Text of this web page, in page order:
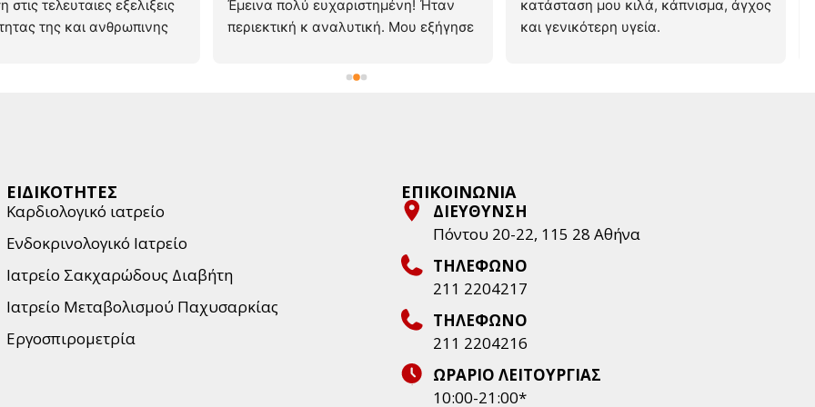
τελευταιες εξελιξεις
της και ανθρωπινης
βρηκε τη λυση. Ειχα
γιατρους, ευτυχης
Έμεινα πολύ ευχαριστημένη! Ήταν
περιεκτική κ αναλυτική. Μου εξήγησε
τον τρόπο που θα προχωρήσουμε!
κατάσταση μου κιλά, κάπνισμα, άγχος
και γενικότερη υγεία.
την επιλογή μου να την επισκεφτώ.
άκουσε αυτά που είχα στο μυαλό μου
και μετά με τις γνώσεις της και τον
τρόπο της μου τα έβαλε και σε σωστή
σειρά.  Την συνιστώ ανεπιφύλακτα!
ΕΙΔΙΚΟΤΗΤΕΣ
Καρδιολογικό ιατρείο
Ενδοκρινολογικό Ιατρείο
Ιατρείο Σακχαρώδους Διαβήτη
Ιατρείο Μεταβολισμού Παχυσαρκίας
Εργοσπιρομετρία
ΕΠΙΚΟΙΝΩΝΙΑ
ΔΙΕΥΘΥΝΣΗ
Πόντου 20-22, 115 28 Aθήνα
ΤΗΛΕΦΩΝΟ
211 2204217
ΤΗΛΕΦΩΝΟ
211 2204216
ΩΡΑΡΙΟ ΛΕΙΤΟΥΡΓΙΑΣ
10:00-21:00*